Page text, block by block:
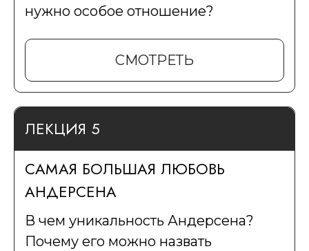
нужно особое отношение?
СМОТРЕТЬ
ЛЕКЦИЯ 5
САМАЯ БОЛЬШАЯ ЛЮБОВЬ
АНДЕРСЕНА
В чем уникальность Андерсена?
Почему его можно назвать